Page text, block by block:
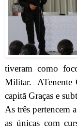
tiveram como
Militar.
ATenente
capitã Graças e
As três pertencem
as únicas com